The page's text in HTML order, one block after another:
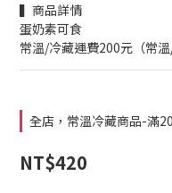
▍商品詳情
蛋奶素可食
常溫/冷藏運費200元（常溫
全店，常溫冷藏商品-滿
NT$420